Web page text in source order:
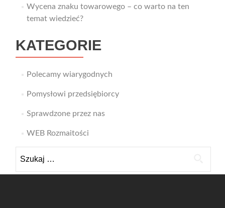
Wycena znaku towarowego – co warto na ten
temat wiedzieć?
KATEGORIE
Polecamy wiarygodnych
Pomysłowi przedsiębiorcy
Sprawdzone przez nas
WEB Rozmaitości